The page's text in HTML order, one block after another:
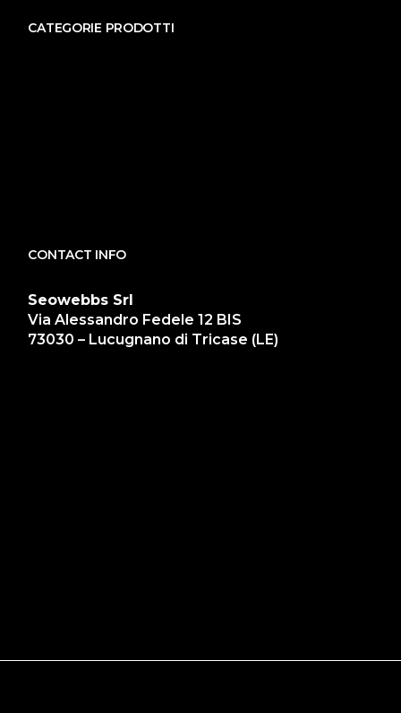
CATEGORIE PRODOTTI
CONTACT INFO
Seowebbs Srl
Via Alessandro Fedele 12 BIS
73030 – Lucugnano di Tricase (LE)